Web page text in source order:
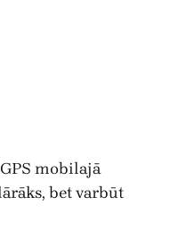
mobilajā
bet varbūt